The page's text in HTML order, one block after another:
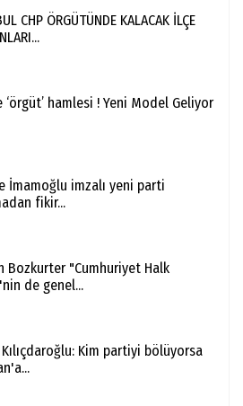
CHP ÖRGÜTÜNDE KALACAK İLÇE
‘örgüt’ hamlesi ! Yeni Model Geliyor
İmamoğlu imzalı yeni parti
fikir...
Bozkurter "Cumhuriyet Halk
de genel...
Kim partiyi bölüyorsa